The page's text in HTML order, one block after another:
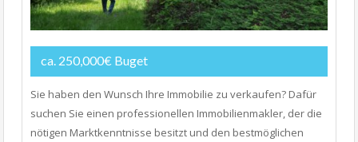
ca. 250,000€ Buget
Sie haben den Wunsch Ihre Immobilie zu verkaufen? Dafür
suchen Sie einen professionellen Immobilienmakler, der die
nötigen Marktkenntnisse besitzt und den bestmöglichen